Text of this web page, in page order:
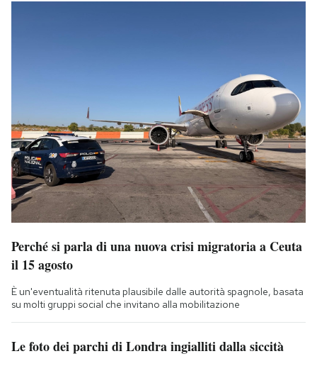
Perché si parla di una nuova crisi migratoria a Ceuta
il 15 agosto
È un'eventualità ritenuta plausibile dalle autorità spagnole, basata
su molti gruppi social che invitano alla mobilitazione
Le foto dei parchi di Londra ingialliti dalla siccità